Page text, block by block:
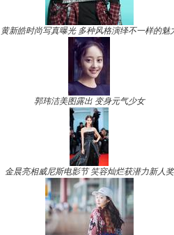
黄新皓时尚写真曝光 多种风格演绎不一样的魅
郭玮洁美图露出 变身元气少女
金晨亮相威尼斯电影节 笑容灿烂获潜力新人奖